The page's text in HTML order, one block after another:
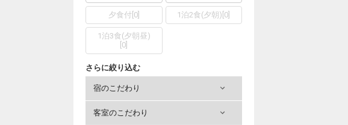
夕食付 0] 1泊2食(夕朝) 0
1泊3食(夕朝昼)
0
さらに絞り込む
宿のこだわり
客室のこだわり